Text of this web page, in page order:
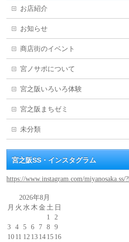
お店紹介
お知らせ
商店街のイベント
宮ノサポについて
宮之阪いろいろ体験
宮之阪まちゼミ
未分類
宮之阪SS・インスタグラム
https://www.instagram.com/miyanosaka.ss/
2026年8月
月 火 水 木 金 土 日
1
2
3
4 5 6 7 8
9
10 11 12 13 14 15 16